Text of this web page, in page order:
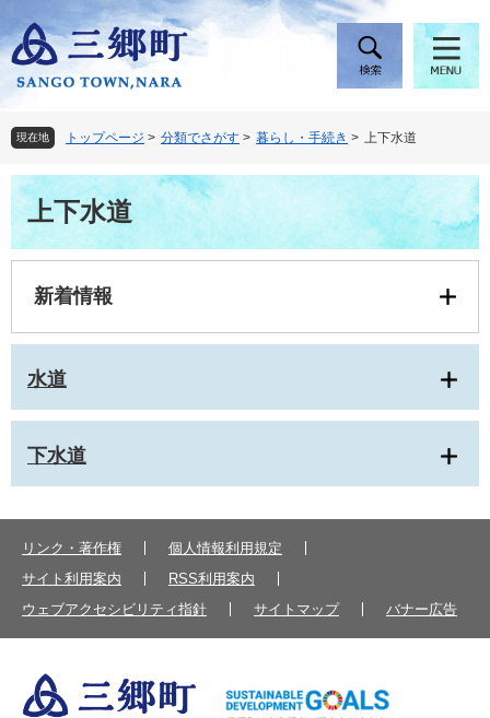
ー
ジ
頭
で
す
ニ
ュ
飛
ば
し
へ
現在地 トップページ > 分類でさがす > 暮らし・手続き > 上下水道
本
文上下水道
新着情報
水道
下水道
リンク・著作権
個人情報利用規定
サイト利用案内
RSS利用案内
ウェブアクセシビリティ指針
サイトマップ バナー広告